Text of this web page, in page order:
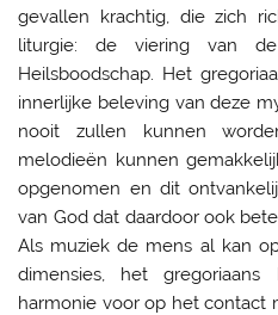
gevallen krachtig, die zich
liturgie: de viering van
Heilsboodschap. Het
innerlijke beleving van deze
nooit zullen kunnen
melodieën kunnen
opgenomen en dit
van God dat daardoor ook
Als muziek de mens al kan
dimensies, het
harmonie voor op het contact